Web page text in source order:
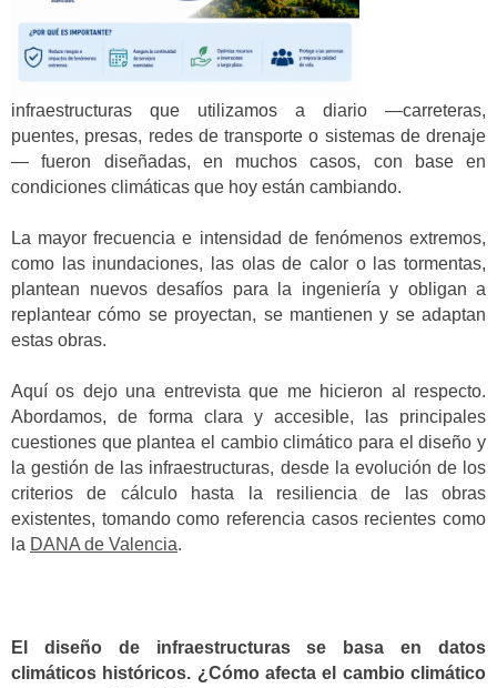
infraestructuras que utilizamos a diario —carreteras,
puentes, presas, redes de transporte o sistemas de drenaje
— fueron diseñadas, en muchos casos, con base en
condiciones climáticas que hoy están cambiando.
La mayor frecuencia e intensidad de fenómenos extremos,
como las inundaciones, las olas de calor o las tormentas,
plantean nuevos desafíos para la ingeniería y obligan a
replantear cómo se proyectan, se mantienen y se adaptan
estas obras.
Aquí os dejo una entrevista que me hicieron al respecto.
Abordamos, de forma clara y accesible, las principales
cuestiones que plantea el cambio climático para el diseño y
la gestión de las infraestructuras, desde la evolución de los
criterios de cálculo hasta la resiliencia de las obras
existentes, tomando como referencia casos recientes como
la DANA de Valencia.
El diseño de infraestructuras se basa en datos
climáticos históricos. ¿Cómo afecta el cambio climático